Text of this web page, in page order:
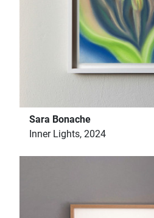
Sara Bonache
Inner Lights, 2024